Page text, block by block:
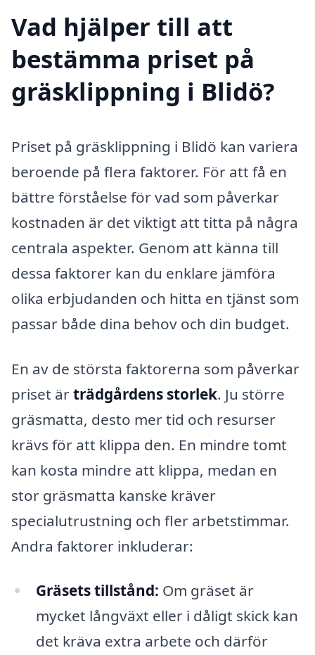
Vad hjälper till att
bestämma priset på
gräsklippning i Blidö?
Priset på gräsklippning i Blidö kan variera
beroende på flera faktorer. För att få en
bättre förståelse för vad som påverkar
kostnaden är det viktigt att titta på några
centrala aspekter. Genom att känna till
dessa faktorer kan du enklare jämföra
olika erbjudanden och hitta en tjänst som
passar både dina behov och din budget.
En av de största faktorerna som påverkar
priset ärträdgårdens storlek. Ju större
gräsmatta, desto mer tid och resurser
krävs för att klippa den. En mindre tomt
kan kosta mindre att klippa, medan en
stor gräsmatta kanske kräver
specialutrustning och fler arbetstimmar.
Andra faktorer inkluderar:
Gräsets tillstånd: Om gräset är
mycket långväxt eller i dåligt skick kan
det kräva extra arbete och därför